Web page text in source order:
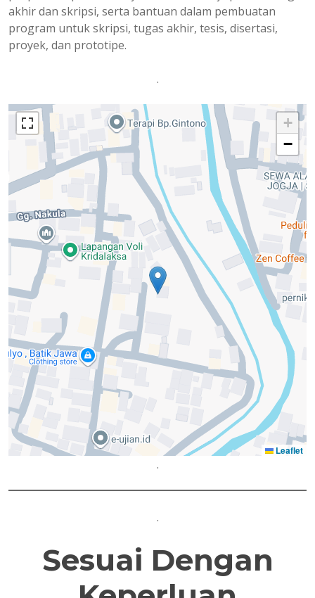
akhir dan skripsi, serta bantuan dalam pembuatan
program untuk skripsi, tugas akhir, tesis, disertasi,
proyek, dan prototipe.
.
+
−
Leaflet
.
.
Sesuai Dengan